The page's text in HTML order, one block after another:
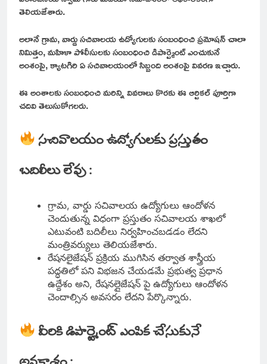
తెలియజేశారు.
అలానే గ్రామ, వార్డు సచివాలయ ఉద్యోగులకు సంబంధించి ప్రమోషన్ చాలా
నిమిత్తం, మహిళా పోలీసులకు సంబంధించి డిపార్ట్మెంట్ ఎంచుకునే
అంశంపై, క్యాటగిరి ఏ సచివాలయంలో సిబ్బంది అంశంపై వివరణ ఇచ్చారు.
ఈ అంశాలకు సంబంధించి మరిన్ని వివరాలు కొరకు ఈ ఆర్టికల్ పూర్తిగా
చదివి తెలుసుకోగలరు.
సచివాలయం ఉద్యోగులకు ప్రస్తుతం
బదిలీలు లేవు :
గ్రామ, వార్డు సచివాలయ ఉద్యోగులు ఆందోళన
చెందుతున్న విధంగా ప్రస్తుతం సచివాలయ శాఖలో
ఎటువంటి బదిలీలు నిర్వహించబడడం లేదని
మంత్రివర్యులు తెలియజేశారు.
రేషనలైజేషన్ ప్రక్రియ ముగిసిన తర్వాత శాస్త్రీయ
పద్ధతిలో పని విభజన చేయడమే ప్రభుత్వ ప్రధాన
ఉద్దేశం అని, రేషనల్లైజేషన్ పై ఉద్యోగులు ఆందోళన
చెందాల్సిన అవసరం లేదని పేర్కొన్నారు.
వీరికి డిపార్ట్మెంట్ ఎంపిక చేసుకునే